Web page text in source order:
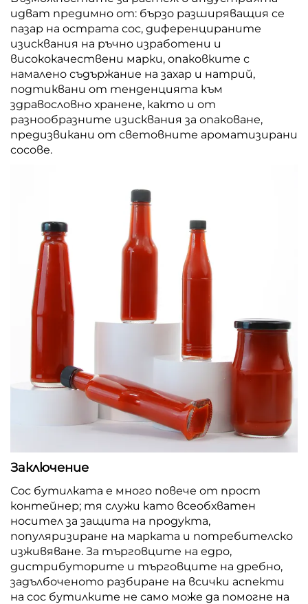
идват предимно от: бързо разширяващия се
пазар на острата сос, диференцираните
изисквания на ръчно изработени и
висококачествени марки, опаковките с
намалено съдържание на захар и натрий,
подтиквани от тенденцията към
здравословно хранене, както и от
разнообразните изисквания за опаковане,
предизвикани от световните ароматизирани
сосове.
Заключение
Сос бутилката е много повече от прост
контейнер; тя служи като всеобхватен
носител за защита на продукта,
популяризиране на марката и потребителско
изживяване. За търговците на едро,
дистрибуторите и търговците на дребно,
задълбоченото разбиране на всички аспекти
на сос бутилките не само може да помогне на